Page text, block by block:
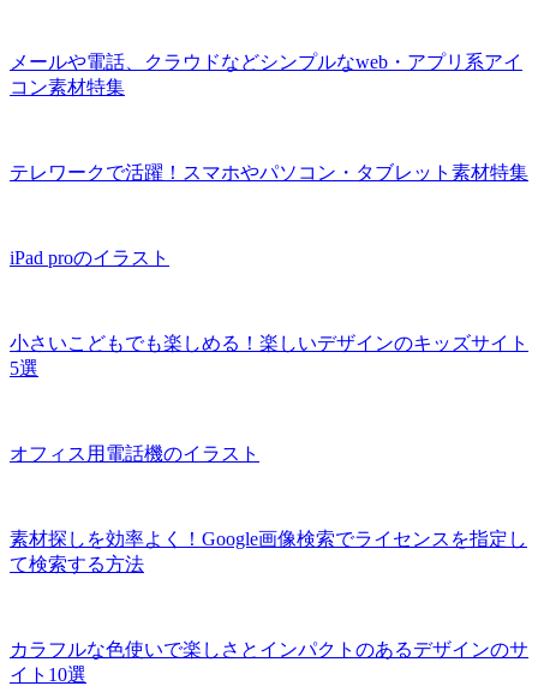
メールや電話、クラウドなどシンプルなweb・アプリ系アイ
コン素材特集
テレワークで活躍！スマホやパソコン・タブレット素材特集
iPad proのイラスト
小さいこどもでも楽しめる！楽しいデザインのキッズサイト
5選
オフィス用電話機のイラスト
素材探しを効率よく！Google画像検索でライセンスを指定し
て検索する方法
カラフルな色使いで楽しさとインパクトのあるデザインのサ
イト10選